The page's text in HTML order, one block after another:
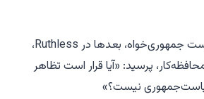
جمهوری‌خواه، بعدها در Ruthless،
پرسید: «آیا قرار است تظاهر
نیست؟»